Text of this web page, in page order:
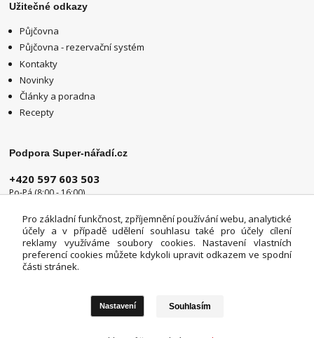
Užitečné odkazy
Půjčovna
Půjčovna - rezervační systém
Kontakty
Novinky
Články a poradna
Recepty
Podpora Super-nářadí.cz
+420 597 603 503
Po-Pá (8:00 - 16:00)
Upravit sběr cookies.
Pro základní funkčnost, zpříjemnění používání webu, analytické
účely a v případě udělení souhlasu také pro účely cílení
reklamy využíváme soubory cookies. Nastavení vlastních
preferencí cookies můžete kdykoli upravit odkazem ve spodní
části stránek.
Nastavení Souhlasím